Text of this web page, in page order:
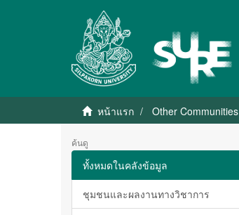
หน้าแรก Other Communities
ค้นดู
ทั้งหมดในคลังข้อมูล
ชุมชนและผลงานทางวิชาการ